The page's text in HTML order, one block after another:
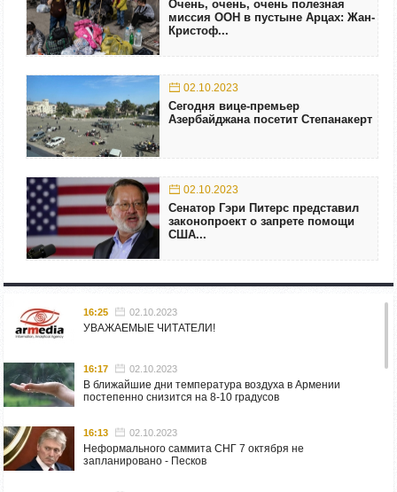
Очень, очень, очень полезная
миссия ООН в пустыне Арцах: Жан-
Кристоф...
02.10.2023
Сегодня вице-премьер
Азербайджана посетит Степанакерт
02.10.2023
Сенатор Гэри Питерс представил
законопроект о запрете помощи
США...
16:25 02.10.2023
УВАЖАЕМЫЕ ЧИТАТЕЛИ!
16:17 02.10.2023
В ближайшие дни температура воздуха в Армении
постепенно снизится на 8-10 градусов
16:13 02.10.2023
Неформального саммита СНГ 7 октября не
запланировано - Песков